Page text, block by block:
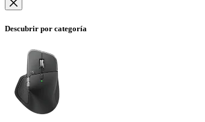
Descubrir por categoría